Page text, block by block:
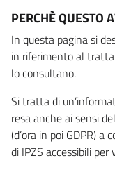
PERCHÈ QUESTO
In questa pagina si
in riferimento al
lo consultano.
Si tratta di
resa anche ai sensi
(d’ora in poi GDPR)
di IPZS accessibili